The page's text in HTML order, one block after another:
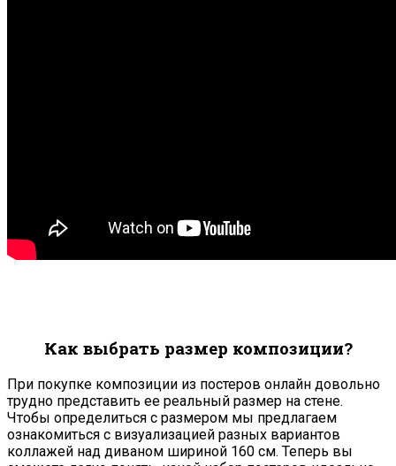
Как выбрать размер композиции?
При покупке композиции из постеров онлайн довольно
трудно представить ее реальный размер на стене.
Чтобы определиться с размером мы предлагаем
ознакомиться с визуализацией разных вариантов
коллажей над диваном шириной 160 см. Теперь вы